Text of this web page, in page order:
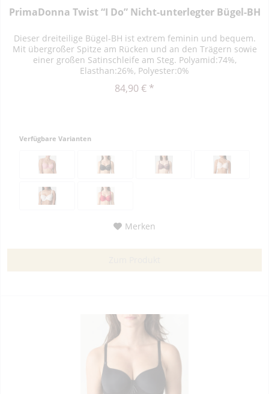
PrimaDonna Twist “I Do” Nicht-unterlegter Bügel-BH
Dieser dreiteilige Bügel-BH ist extrem feminin und bequem.
Mit übergroßer Spitze am Rücken und an den Trägern sowie
einer großen Satinschleife am Steg. Polyamid:74%,
Elasthan:26%, Polyester:0%
84,90 € *
Verfügbare Varianten
Merken